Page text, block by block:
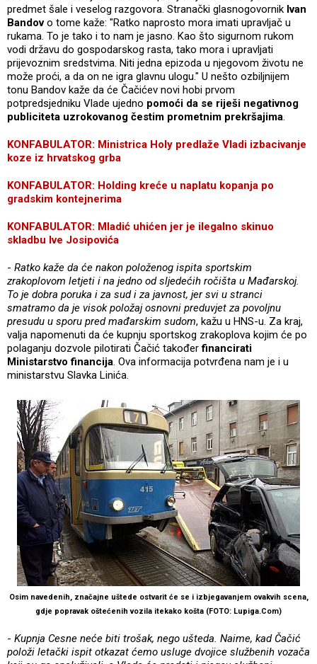
predmet šale i veselog razgovora. Stranački glasnogovornik Ivan
Bandovo tome kaže: "Ratko naprosto mora imati upravljač u
rukama. To je tako i to nam je jasno. Kao što sigurnom rukom
vodi državu do gospodarskog rasta, tako mora i upravljati
prijevoznim sredstvima. Niti jedna epizoda u njegovom životu ne
može proći, a da on ne igra glavnu ulogu." U nešto ozbiljnijem
tonu Bandov kaže da će Čačićev novi hobi prvom
potpredsjedniku Vlade ujedno pomoći da se riješi negativnog
publiciteta uzrokovanog čestim prometnim prekršajima.
KONFABULATOR: Ministrica Holy predlaže Vladi izbacivanje
koze iz hrvatskog grba
KONFABULATOR: Holding kreće u naplatu kopanja po
gradskim kontejnerima
KONFABULATOR: Mladić uhićen jer je ilegalno skinuo
skladbu Ive Josipovića
- Ratko kaže da će nakon položenog ispita sportskim
zrakoplovom letjeti i na jedno od sljedećih ročišta u Mađarskoj.
To je dobra poruka i za sud i za javnost, jer svi u stranci
smatramo da je visok položaj osnovni preduvjet za povoljnu
presudu u sporu pred mađarskim sudom, kažu u HNS-u. Za kraj,
valja napomenuti da će kupnju sportskog zrakoplova kojim će po
polaganju dozvole pilotirati Čačić takođerfinancirati
Ministarstvo financija. Ova informacija potvrđena nam je i u
ministarstvu Slavka Linića.
Osim navedenih, značajne uštede ostvarit će se i izbjegavanjem ovakvih scena,
gdje popravak oštećenih vozila itekako košta (FOTO: Lupiga.Com)
- Kupnja Cesne neće biti trošak, nego ušteda. Naime, kad Čačić
položi letački ispit otkazat ćemo usluge dvojice službenih vozača